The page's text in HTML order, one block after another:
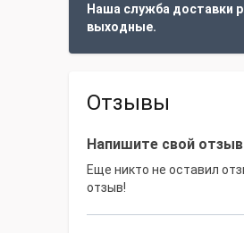
Наша служба доставки
выходные.
Отзывы
Напишите свой
Еще никто не оставил
отзыв!